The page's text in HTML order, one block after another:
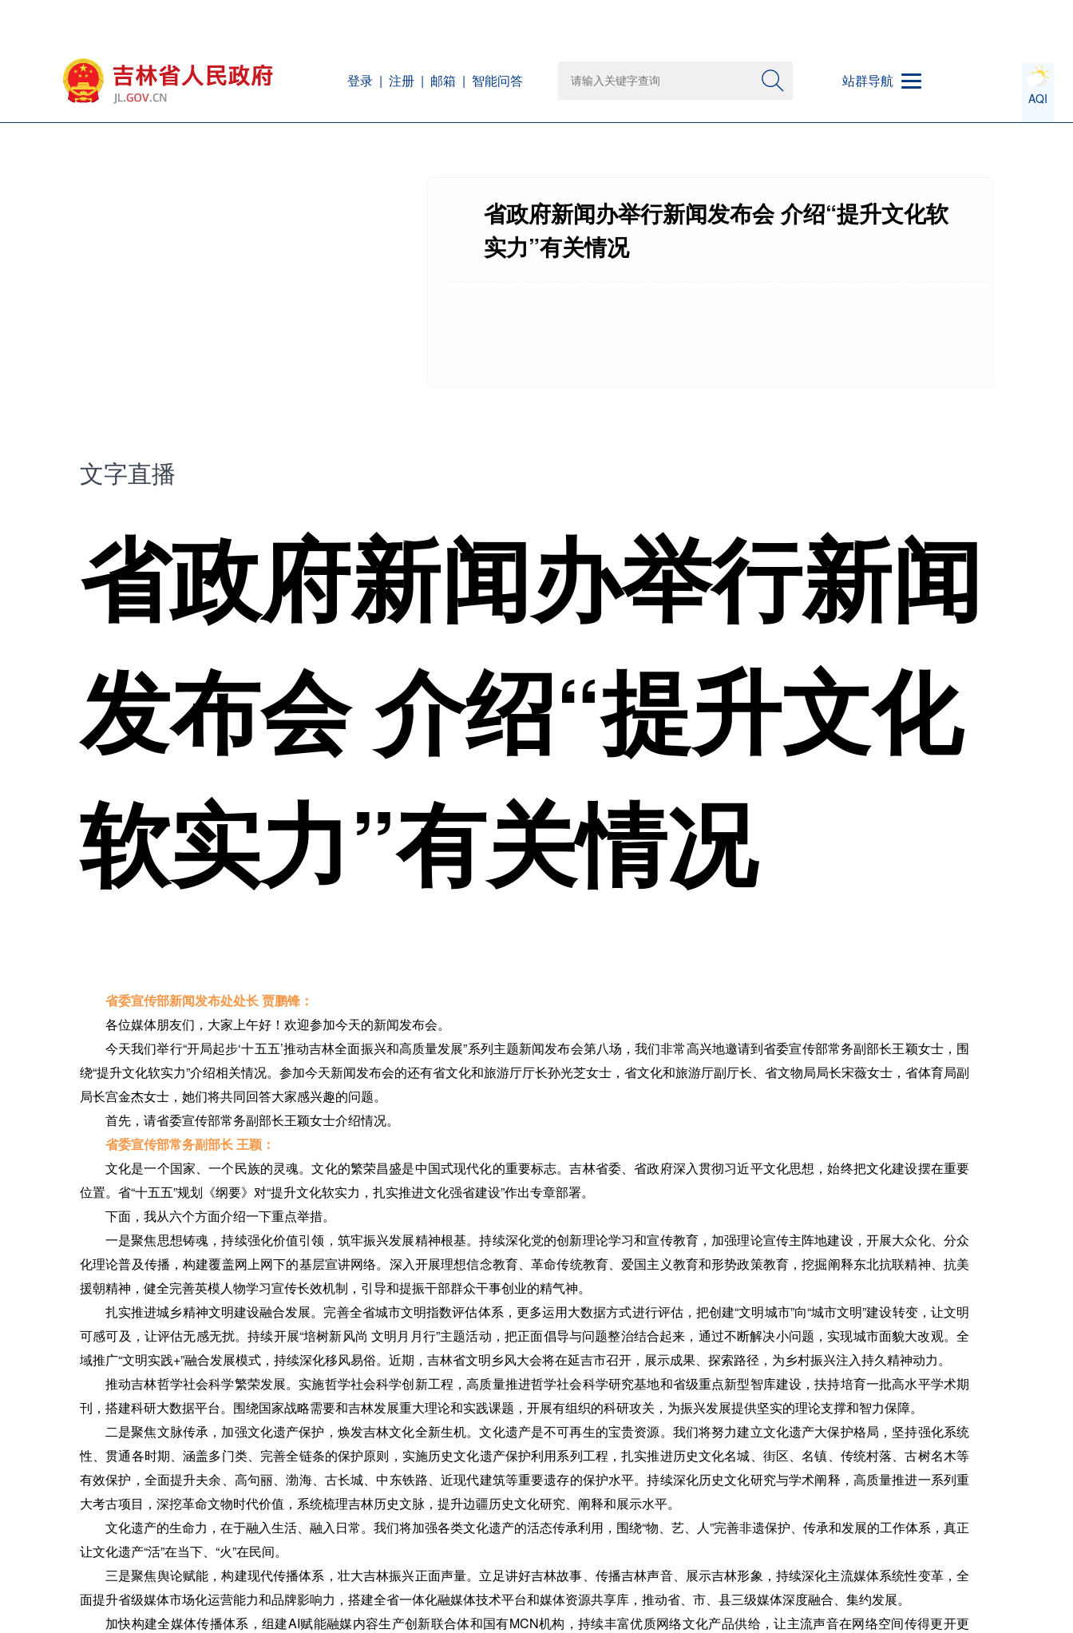
登录 注册 邮箱 智能问答 站群导航
AQI
省政府新闻办举行新闻发布会 介绍“提升文化软
实力”有关情况
文字直播
省政府新闻办举行新闻
发布会 介绍“提升文化
软实力”有关情况
省委宣传部新闻发布处处长 贾鹏锋：
各位媒体朋友们，大家上午好！欢迎参加今天的新闻发布会。
今天我们举行“开局起步‘十五五’推动吉林全面振兴和高质量发展”系列主题新闻发布会第八场，我们非常高兴地邀请到省委宣传部常务副部长王颖女士，围
绕“提升文化软实力”介绍相关情况。参加今天新闻发布会的还有省文化和旅游厅厅长孙光芝女士，省文化和旅游厅副厅长、省文物局局长宋薇女士，省体育局副
局长宫金杰女士，她们将共同回答大家感兴趣的问题。
首先，请省委宣传部常务副部长王颖女士介绍情况。
省委宣传部常务副部长 王颖：
文化是一个国家、一个民族的灵魂。文化的繁荣昌盛是中国式现代化的重要标志。吉林省委、省政府深入贯彻习近平文化思想，始终把文化建设摆在重要
位置。省“十五五”规划《纲要》对“提升文化软实力，扎实推进文化强省建设”作出专章部署。
下面，我从六个方面介绍一下重点举措。
一是聚焦思想铸魂，持续强化价值引领，筑牢振兴发展精神根基。持续深化党的创新理论学习和宣传教育，加强理论宣传主阵地建设，开展大众化、分众
化理论普及传播，构建覆盖网上网下的基层宣讲网络。深入开展理想信念教育、革命传统教育、爱国主义教育和形势政策教育，挖掘阐释东北抗联精神、抗美
援朝精神，健全完善英模人物学习宣传长效机制，引导和提振干部群众干事创业的精气神。
扎实推进城乡精神文明建设融合发展。完善全省城市文明指数评估体系，更多运用大数据方式进行评估，把创建“文明城市”向“城市文明”建设转变，让文明
可感可及，让评估无感无扰。持续开展“培树新风尚 文明月月行”主题活动，把正面倡导与问题整治结合起来，通过不断解决小问题，实现城市面貌大改观。全
域推广“文明实践+”融合发展模式，持续深化移风易俗。近期，吉林省文明乡风大会将在延吉市召开，展示成果、探索路径，为乡村振兴注入持久精神动力。
推动吉林哲学社会科学繁荣发展。实施哲学社会科学创新工程，高质量推进哲学社会科学研究基地和省级重点新型智库建设，扶持培育一批高水平学术期
刊，搭建科研大数据平台。围绕国家战略需要和吉林发展重大理论和实践课题，开展有组织的科研攻关，为振兴发展提供坚实的理论支撑和智力保障。
二是聚焦文脉传承，加强文化遗产保护，焕发吉林文化全新生机。文化遗产是不可再生的宝贵资源。我们将努力建立文化遗产大保护格局，坚持强化系统
性、贯通各时期、涵盖多门类、完善全链条的保护原则，实施历史文化遗产保护利用系列工程，扎实推进历史文化名城、街区、名镇、传统村落、古树名木等
有效保护，全面提升夫余、高句丽、渤海、古长城、中东铁路、近现代建筑等重要遗存的保护水平。持续深化历史文化研究与学术阐释，高质量推进一系列重
大考古项目，深挖革命文物时代价值，系统梳理吉林历史文脉，提升边疆历史文化研究、阐释和展示水平。
文化遗产的生命力，在于融入生活、融入日常。我们将加强各类文化遗产的活态传承利用，围绕“物、艺、人”完善非遗保护、传承和发展的工作体系，真正
让文化遗产“活”在当下、“火”在民间。
三是聚焦舆论赋能，构建现代传播体系，壮大吉林振兴正面声量。立足讲好吉林故事、传播吉林声音、展示吉林形象，持续深化主流媒体系统性变革，全
面提升省级媒体市场化运营能力和品牌影响力，搭建全省一体化融媒体技术平台和媒体资源共享库，推动省、市、县三级媒体深度融合、集约发展。
加快构建全媒体传播体系，组建AI赋能融媒内容生产创新联合体和国有MCN机构，持续丰富优质网络文化产品供给，让主流声音在网络空间传得更开更